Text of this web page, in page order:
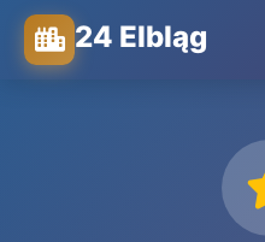
24 Elbląg